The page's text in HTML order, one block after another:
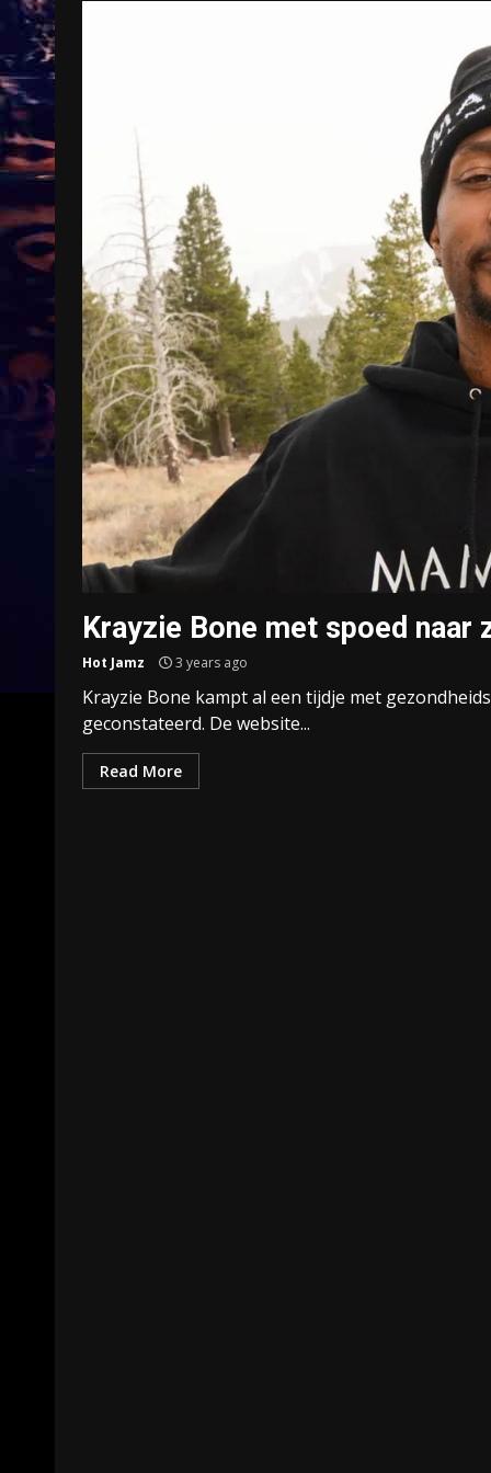
Krayzie Bone met spoed naar
Hot Jamz 3 years ago
Krayzie Bone kampt al een tijdje met
geconstateerd. De website...
Read More
Treinkaartjes worden duurder,
abonnementen verdwijnen